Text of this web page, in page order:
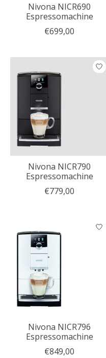
Nivona NICR690
Espressomachine
€699,00
Nivona NICR790
Espressomachine
€779,00
Nivona NICR796
Espressomachine
€849,00